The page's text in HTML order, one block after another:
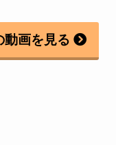
動画を見る